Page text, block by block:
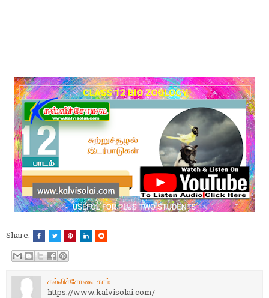
Share:
கல்விச்சோலை.காம்
https://www.kalvisolai.com/